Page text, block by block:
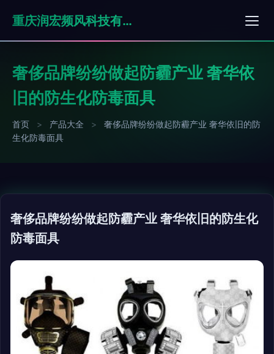
重庆润宏频风科技有限公司
奢侈品牌纷纷做起防霾产业 奢华依
旧的防生化防毒面具
首页 > 产品大全 >
奢侈品牌纷纷做起防霾产业 奢华依旧的防
生化防毒面具
奢侈品牌纷纷做起防霾产业 奢华依旧的防生化
防毒面具